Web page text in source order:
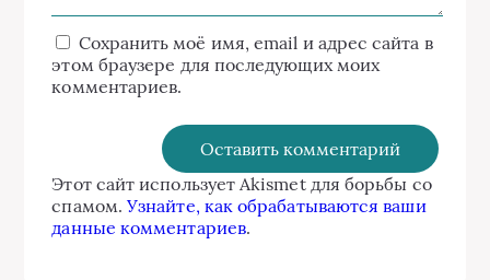
Сохранить моё имя, email и адрес сайта в
этом браузере для последующих моих
комментариев.
Этот сайт использует Akismet для борьбы со
спамом.Узнайте, как обрабатываются ваши
данные комментариев.